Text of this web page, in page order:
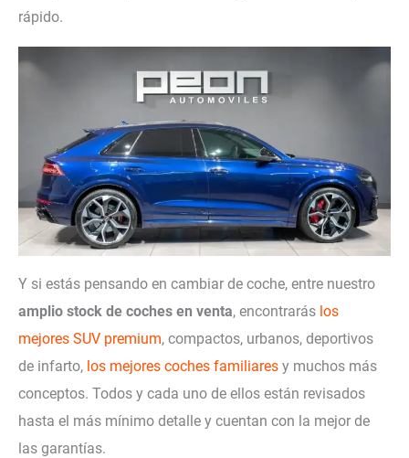
rápido.
Y si estás pensando en cambiar de coche, entre nuestro
amplio stock de coches en venta, encontrarás los
mejores SUV premium, compactos, urbanos, deportivos
de infarto, los mejores coches familiares y muchos más
conceptos. Todos y cada uno de ellos están revisados
hasta el más mínimo detalle y cuentan con la mejor de
las garantías.